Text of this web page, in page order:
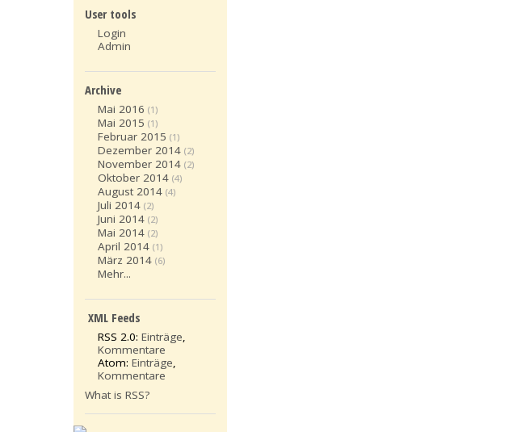
User tools
Login
Admin
Archive
Mai 2016 (1)
Mai 2015 (1)
Februar 2015 (1)
Dezember 2014 (2)
November 2014 (2)
Oktober 2014 (4)
August 2014 (4)
Juli 2014 (2)
Juni 2014 (2)
Mai 2014 (2)
April 2014 (1)
März 2014 (6)
Mehr...
XML Feeds
RSS 2.0:Einträge,
Kommentare
Atom:Einträge,
Kommentare
What is RSS?